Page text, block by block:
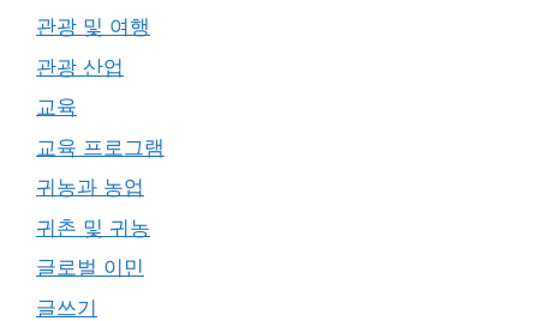
관광 및 여행
관광 산업
교육
교육 프로그램
귀농과 농업
귀촌 및 귀농
글로벌 이민
글쓰기